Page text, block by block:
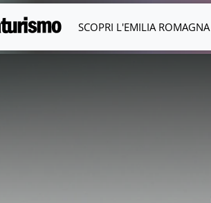
SCOPRI L'EMILIA ROMAGNA